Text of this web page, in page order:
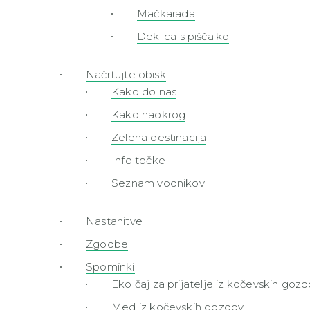
Mačkarada
Deklica s piščalko
Načrtujte obisk
Kako do nas
Kako naokrog
Zelena destinacija
Info točke
Seznam vodnikov
Nastanitve
Zgodbe
Spominki
Eko čaj za prijatelje iz kočevskih
Med iz kočevskih gozdov